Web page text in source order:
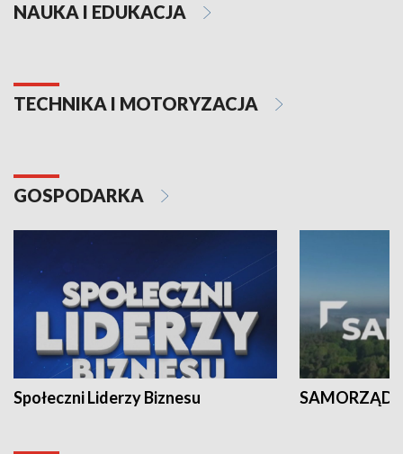
NAUKA I EDUKACJA
TECHNIKA I MOTORYZACJA
GOSPODARKA
Społeczni Liderzy Biznesu SAMORZĄD